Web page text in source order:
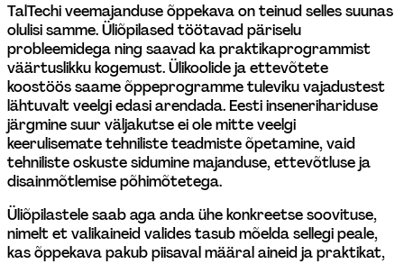
TalTechi veemajanduse õppekava on teinud selles suunas
olulisi samme. Üliõpilased töötavad päriselu
probleemidega ning saavad ka praktikaprogrammist
väärtuslikku kogemust. Ülikoolide ja ettevõtete
koostöös saame õppeprogramme tuleviku vajadustest
lähtuvalt veelgi edasi arendada. Eesti insenerihariduse
järgmine suur väljakutse ei ole mitte veelgi
keerulisemate tehniliste teadmiste õpetamine, vaid
tehniliste oskuste sidumine majanduse, ettevõtluse ja
disainmõtlemise põhimõtetega.
Üliõpilastele saab aga anda ühe konkreetse soovituse,
nimelt et valikaineid valides tasub mõelda sellegi peale,
kas õppekava pakub piisaval määral aineid ja praktikat,